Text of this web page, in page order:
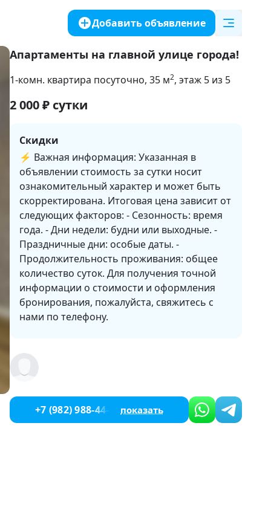
Добавить объявление
Апартаменты на главной улице города!
1-комн. квартира посуточно, 35 м2, этаж 5 из 5
2 000₽ сутки
Скидки
⚡️ Важная информация: Указанная в
объявлении стоимость за сутки носит
ознакомительный характер и может быть
скорректирована. Итоговая цена зависит от
следующих факторов: - Сезонность: время
года. - Дни недели: будни или выходные. -
Праздничные дни: особые даты. -
Продолжительность проживания: общее
количество суток. Для получения точной
информации о стоимости и оформления
бронирования, пожалуйста, свяжитесь с
нами по телефону.
+7 (982) 988-44-93 показать